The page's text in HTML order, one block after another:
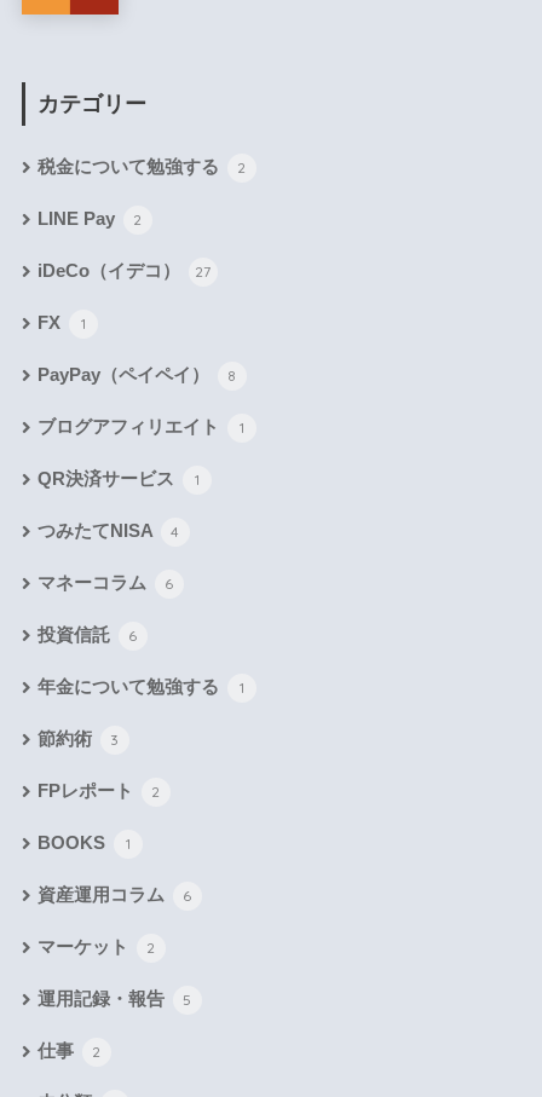
カテゴリー
税金について勉強する 2
LINE Pay 2
iDeCo（イデコ） 27
FX 1
PayPay（ペイペイ） 8
ブログアフィリエイト 1
QR決済サービス 1
つみたてNISA 4
マネーコラム 6
投資信託 6
年金について勉強する 1
節約術 3
FPレポート 2
BOOKS 1
資産運用コラム 6
マーケット 2
運用記録・報告 5
仕事 2